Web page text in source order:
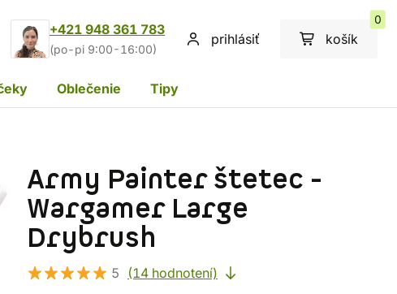
+421 948 361 783
(po-pi 9:00-16:00)
prihlásiť košík
0
Oblečenie Tipy
Army Painter štetec -
Wargamer Large
Drybrush
5 (14 hodnotení)